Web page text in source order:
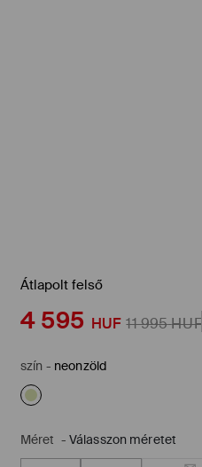
Átlapolt felső
4 595 HUF 11 995HUF
szín - neonzöld
Méret - Válasszon méretet